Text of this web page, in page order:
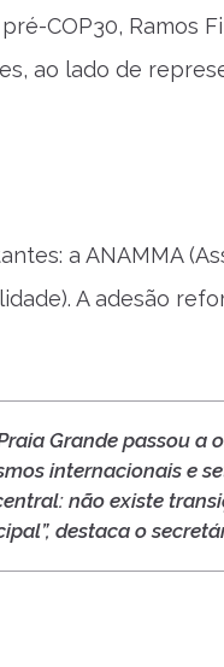
COP30,
ao lado de
a ANAMMA
A adesão
Grande passou a
internacionais e
não existe
destaca o